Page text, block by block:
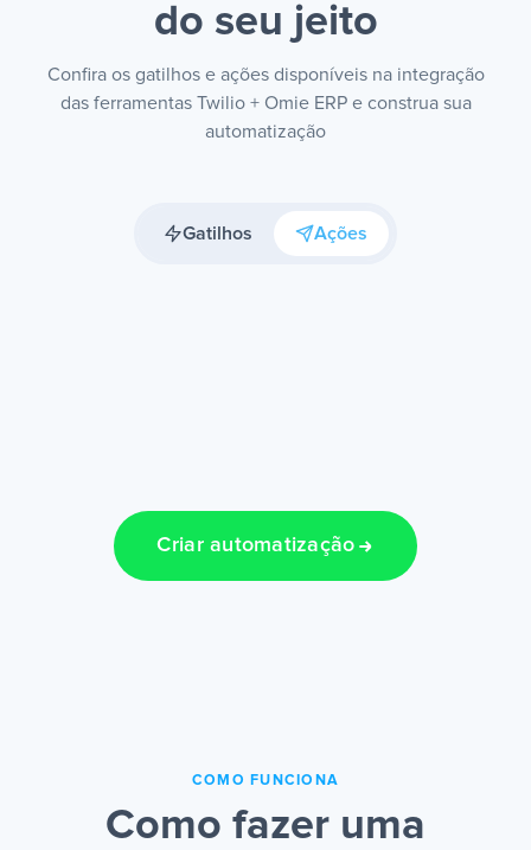
do seu jeito
Confira os gatilhos e ações disponíveis na integração
das ferramentas Twilio + Omie ERP e construa sua
automatização
Gatilhos Ações
Criar automatização
COMO FUNCIONA
Como fazer uma